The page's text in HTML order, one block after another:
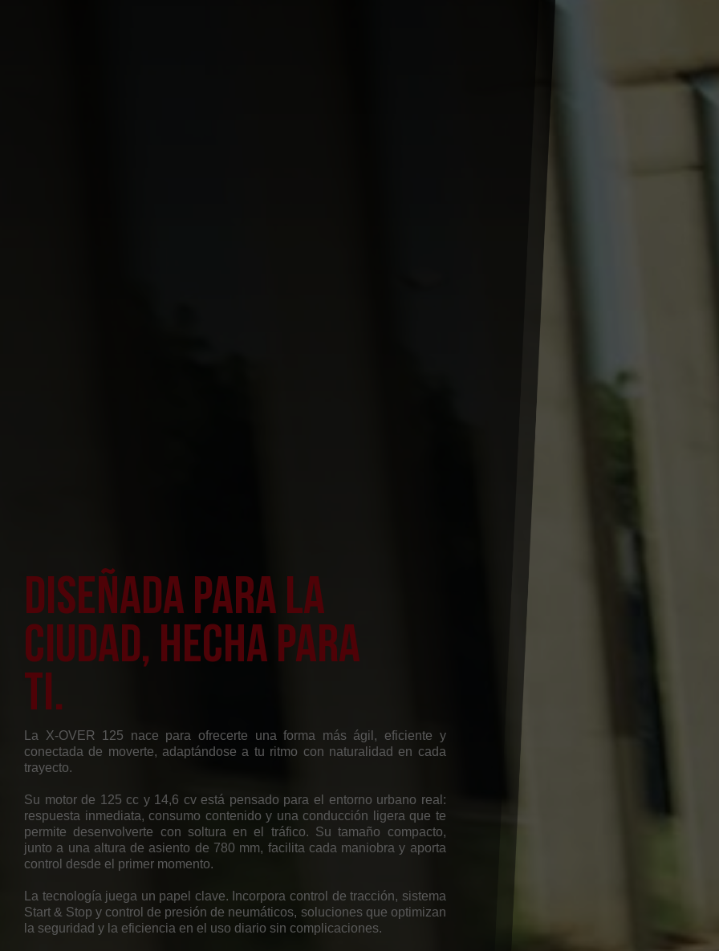
Diseñada para la
ciudad, hecha para
ti.
La X-OVER 125 nace para ofrecerte una forma más ágil, eficiente y
conectada de moverte, adaptándose a tu ritmo con naturalidad en cada
trayecto.
Su motor de 125 cc y 14,6 cv está pensado para el entorno urbano real:
respuesta inmediata, consumo contenido y una conducción ligera que te
permite desenvolverte con soltura en el tráfico. Su tamaño compacto,
junto a una altura de asiento de 780 mm, facilita cada maniobra y aporta
control desde el primer momento.
La tecnología juega un papel clave. Incorpora control de tracción, sistema
Start & Stop y control de presión de neumáticos, soluciones que optimizan
la seguridad y la eficiencia en el uso diario sin complicaciones.